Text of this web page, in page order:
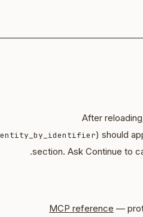
After
) should
section. Ask Continue to
MCP reference —